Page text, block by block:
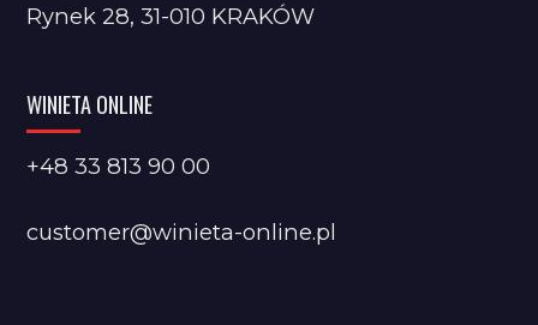
Rynek 28, 31-010 KRAKÓW
WINIETA ONLINE
+48 33 813 90 00
customer@winieta-online.pl